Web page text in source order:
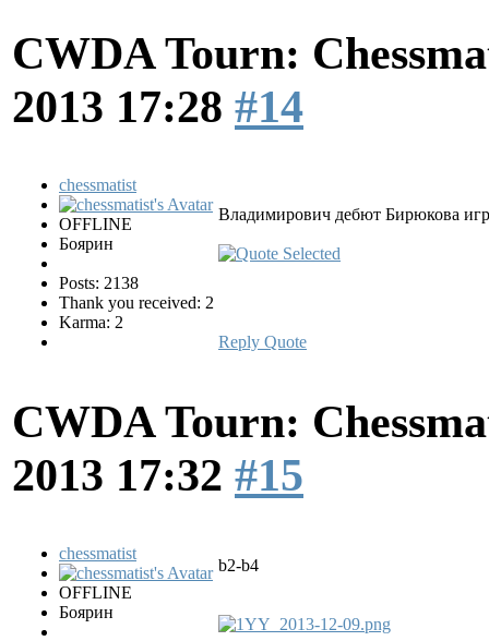
CWDA Tourn:
2013 17:28 #14
chessmatist
OFFLINE
Боярин
Posts: 2138
Thank you received: 2
Karma: 2
Владимирович дебют Бирюкова
Reply Quote
CWDA Tourn:
2013 17:32 #15
chessmatist
OFFLINE
Боярин
b2-b4